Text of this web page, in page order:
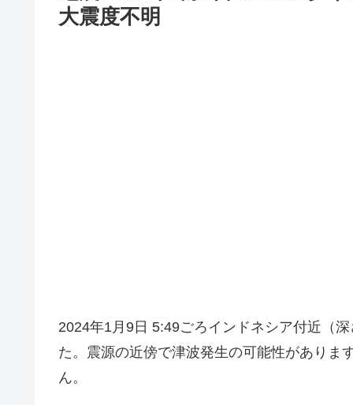
大震度不明
2024年1月9日 5:49ごろインドネシア付近（
た。震源の近傍で津波発生の可能性がありま
ん。